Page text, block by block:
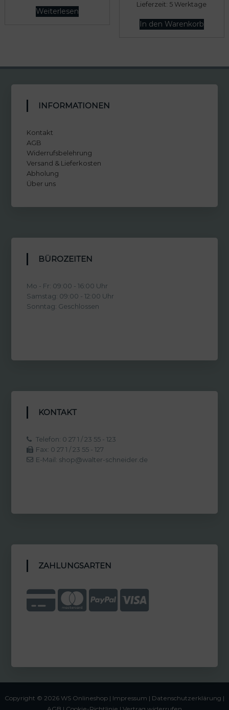
Weiterlesen
Lieferzeit: 5 Werktage
In den Warenkorb
INFORMATIONEN
Kontakt
AGB
Widerrufsbelehrung
Versand & Lieferkosten
Abholung
Über uns
BÜROZEITEN
Mo - Fr: 09:00 - 16:00 Uhr
Samstag: 09:00 - 12:00 Uhr
Sonntag: Geschlossen
KONTAKT
Telefon: 0 27 1 / 23 55 - 123
Fax: 0 27 1 / 23 55 - 127
E-Mail: shop@walter-schneider.de
ZAHLUNGSARTEN
Copyright © 2026 WS Onlineshop | Impressum | Datenschutzerklärung |